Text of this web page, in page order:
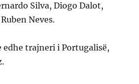
Silva, Diogo Dalot,
Neves.
trajneri i Portugalisë,